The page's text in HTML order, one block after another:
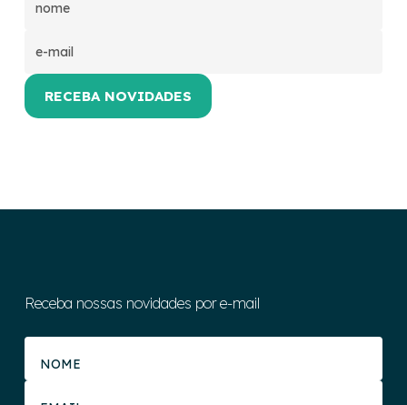
Receba nossas novidades por e-mail